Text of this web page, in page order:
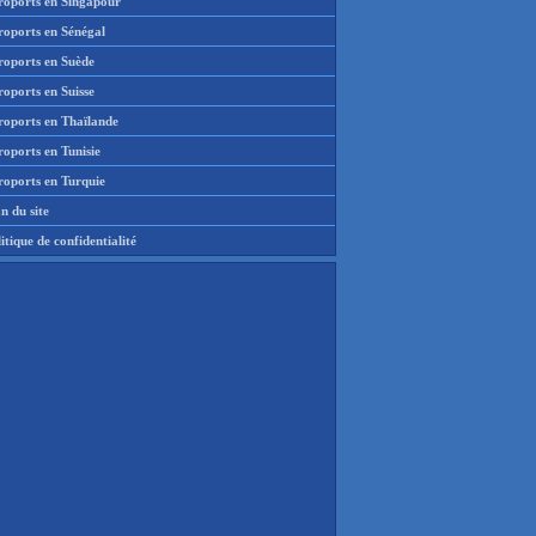
en Sénégal
en Suède
en Suisse
en Thaïlande
en Tunisie
en Turquie
du site
de confidentialité